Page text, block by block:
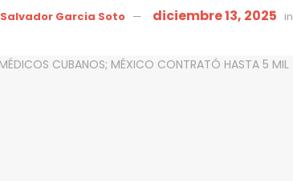
Salvador Garcia Soto diciembre 13, 2025 in